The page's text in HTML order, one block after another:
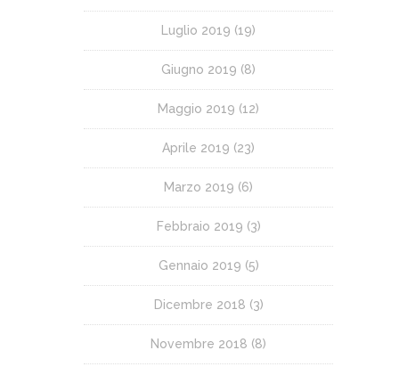
Luglio 2019 (19)
Giugno 2019 (8)
Maggio 2019 (12)
Aprile 2019 (23)
Marzo 2019 (6)
Febbraio 2019 (3)
Gennaio 2019 (5)
Dicembre 2018 (3)
Novembre 2018 (8)